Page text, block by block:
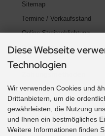
Sitemap
Termine / Verkaufsstand
Online Streitschlichtung
Widerrufsformular
Social Media
Diese Webseite
Technologien
Wir verwenden Cookies und
Drittanbietern, um die
gewährleisten, die Nutzung
und Ihnen ein bestmögliches
Weitere Informationen finden